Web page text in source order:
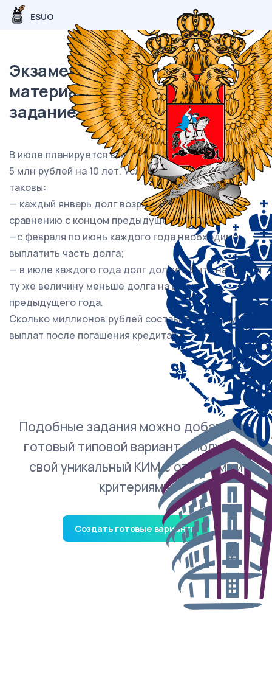
ESUO
Экзаменационный (типовой)
материал ЕГЭ / профиль / 15
задание / 51
В июле планируется взять кредит в банке на сумму
5 млн рублей на 10 лет. Условия его возврата
таковы:
— каждый январь долг возрастает на 16 % по
сравнению с концом предыдущего года;
—с февраля по июнь каждого года необходимо
выплатить часть долга;
— в июле каждого года долг должен быть на одну и
ту же величину меньше долга на июль
предыдущего года.
Сколько миллионов рублей составит общая сумма
выплат после погашения кредита?
Подобные задания можно добавить в
готовый типовой вариант и получить
свой уникальный КИМ с ответами и
критериями.
Создать готовые варианты